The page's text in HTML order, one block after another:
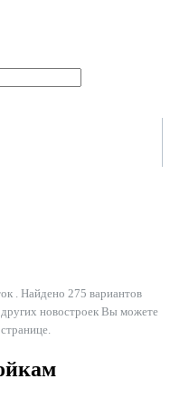
. Найдено 275 вариантов
новостроек Вы можете